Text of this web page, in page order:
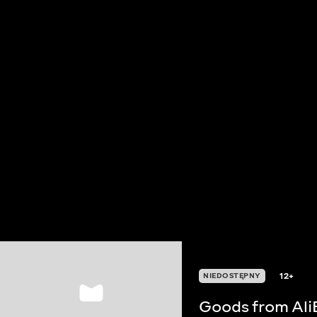
NIEDOSTĘPNY 12+
Goods from